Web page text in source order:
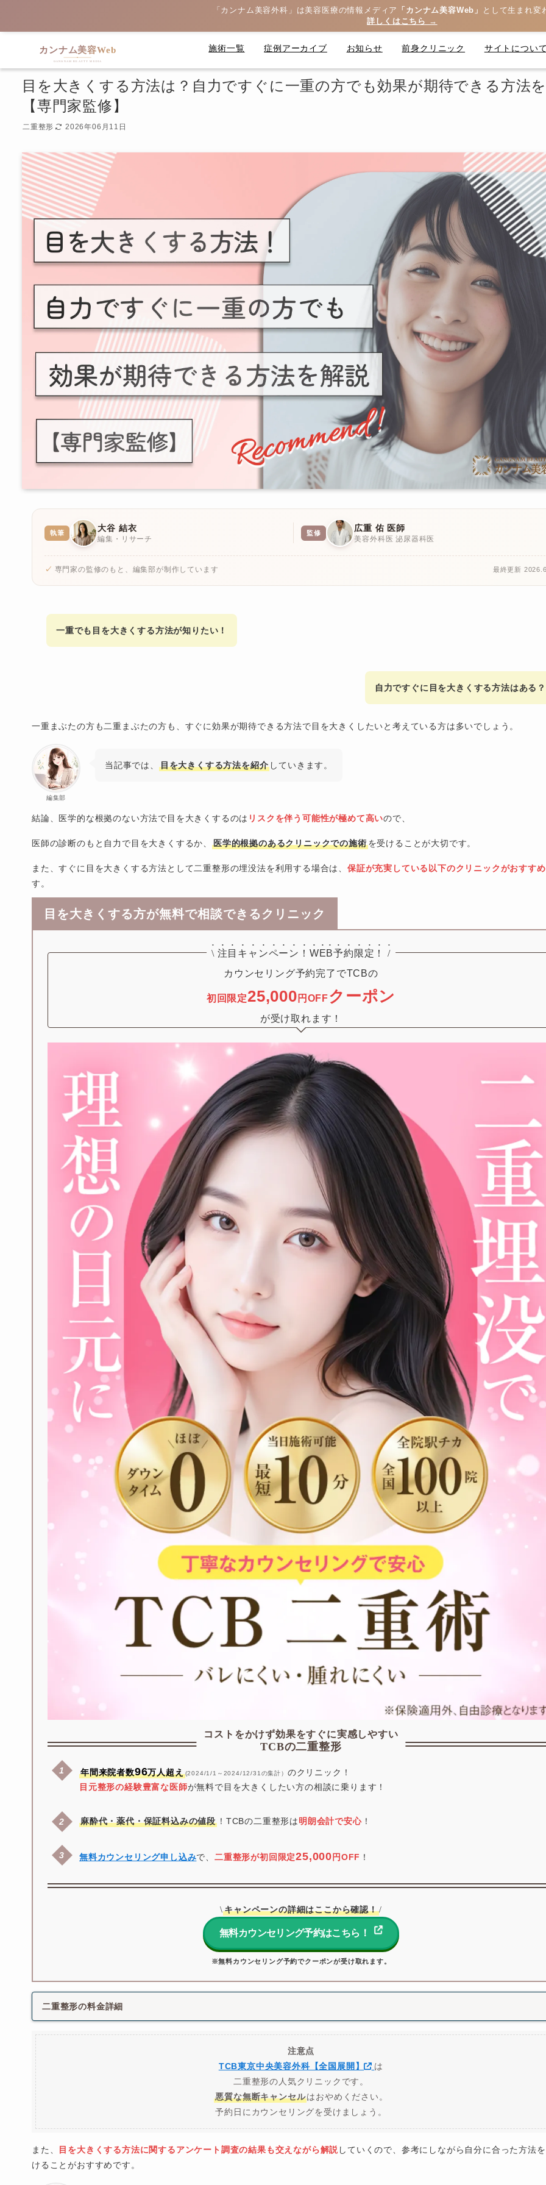
「カンナム美容外科」は美容医療の情報メディア 「カンナム美容Web」
として生まれ変
詳しくはこちら →
施術一覧 症例アーカイブ お知らせ 前身クリニック サイトについ
目を大きくする方法は？自力ですぐに一重の方でも効果が期待できる方法
【専門家監修】
二重整形 2026年06月11日
執筆 大谷 結衣
編集・リサーチ
監修 広重 佑 医師
美容外科医 泌尿器科医
専門家の監修のもと、編集部が制作しています 最終更新
一重でも目を大きくする方法が知りたい！
自力ですぐに目を大きくする方法はある？
一重まぶたの方も二重まぶたの方も、すぐに効果が期待できる方法で目を大きくしたいと考えている方は多いでしょう。
編集部
当記事では、 目を大きくする方法を紹介 していきます。
結論、医学的な根拠のない方法で目を大きくするのは リスクを伴う可能性が極めて高いので、
医師の診断のもと自力で目を大きくするか、 医学的根拠のあるクリニックでの施術を受けることが大切です。
また、すぐに目を大きくする方法として二重整形の埋没法を利用する場合は、 保証が充実している以下のクリニックがおすすめ
す。
目を大きくする方が無料で相談できるクリニック
\ 注目キャンペーン！ WEB予約限定！
/
初回限定25,000 円OFFクーポン
が受け取れます！
コストをかけず効果をすぐに実感しやすい
TCBの二重整形
年間来院者数96万人超え(2024/1/1～2024/12/31の集計）
目元整形の経験豊富な医師が無料で目を大きくしたい方の相談に乗ります！
麻酔代・薬代・保証料込みの値段 ！TCBの二重整形は明朗会計で安心！
無料カウンセリング申し込みで、二重整形が初回限定25,000 円OFF ！
\キャンペーンの詳細はここから確認！/
無料カウンセリング予約はこちら！
※無料カウンセリング予約でクーポンが受け取れます。
二重整形の料金詳細
注意点
TCB東京中央美容外科【全国展開】
は
二重整形の人気クリニックです。
悪質な無断キャンセルはおやめください。
予約日にカウンセリングを受けましょう。
また、 目を大きくする方法に関するアンケート調査の結果も交えながら解説していくので、参考にしながら自分に合った方法
けることがおすすめです。